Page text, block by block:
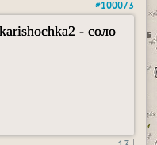
#100073
- соло